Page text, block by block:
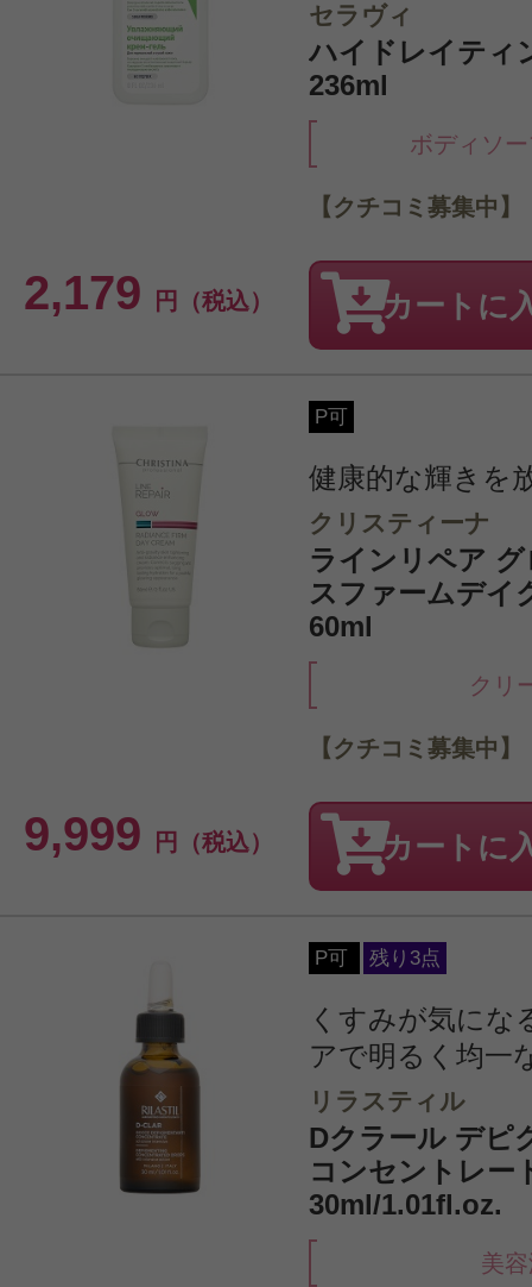
セラヴィ
ハイドレイティ
236ml
ボディソ
2,179 円（税込）
【クチコミ募集中】
カートに
P可
健康的な輝きを
クリスティーナ
ラインリペア
スファームデイ
60ml
クリ
9,999 円（税込）
【クチコミ募集中】
カートに
P可 残り3点
くすみが気にな
アで明るく均一
リラスティル
Dクラール デピ
コンセントレー
30ml/1.01fl.oz.
美